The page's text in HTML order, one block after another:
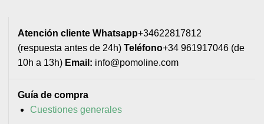
Atención cliente Whatsapp+34622817812
(respuesta antes de 24h) Teléfono+34 961917046 (de
10h a 13h) Email: info@pomoline.com
Guía de compra
Cuestiones generales